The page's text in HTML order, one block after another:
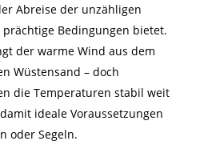
Abreise der unzähligen
Bedingungen bietet.
der warme Wind aus dem
Wüstensand – doch
die Temperaturen stabil weit
ideale Voraussetzungen
oder Segeln.